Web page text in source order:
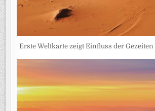
Erste Weltkarte zeigt Einfluss der